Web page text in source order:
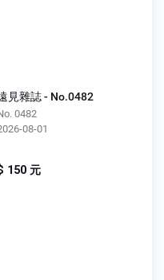
見雜誌 - No.0482
0482
08-01
150 元